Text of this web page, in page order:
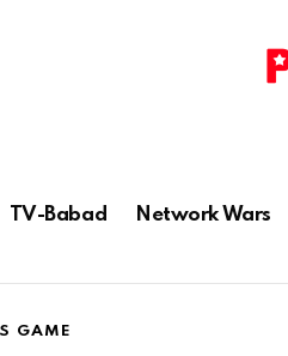
TV-Babad Network Wars
GAME